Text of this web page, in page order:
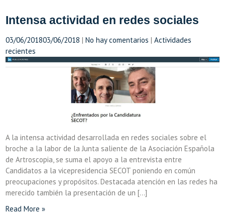
Intensa actividad en redes sociales
03/06/201803/06/2018 |No hay comentarios |Actividades
recientes
A la intensa actividad desarrollada en redes sociales sobre el
broche a la labor de la Junta saliente de la Asociación Española
de Artroscopia, se suma el apoyo a la entrevista entre
Candidatos a la vicepresidencia SECOT poniendo en común
preocupaciones y propósitos. Destacada atención en las redes ha
merecido también la presentación de un […]
Read More »